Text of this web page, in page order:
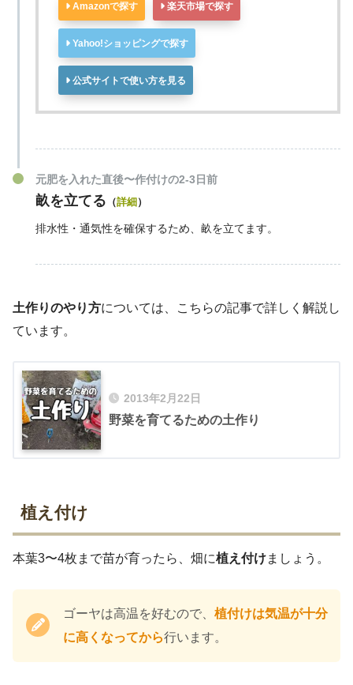
Amazonで探す 楽天市場で探す
Yahoo!ショッピングで探す
公式サイトで使い方を見る
元肥を入れた直後〜作付けの2-3日前
畝を立てる （詳細）
排水性・通気性を確保するため、畝を立てます。
土作りのやり方については、こちらの記事で詳しく解説し
ています。
2013年2月22日
野菜を育てるための土作り
植え付け
本葉3〜4枚まで苗が育ったら、畑に植え付けましょう。
ゴーヤは高温を好むので、 植付けは気温が十分
に高くなってから行います。